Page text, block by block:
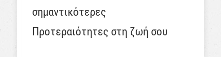
σημαντικότερες
Προτεραιότητες στη ζωή σου